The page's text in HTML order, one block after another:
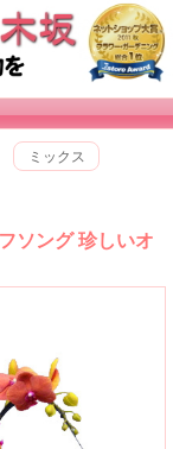
ミックス
ソング 珍しいオ